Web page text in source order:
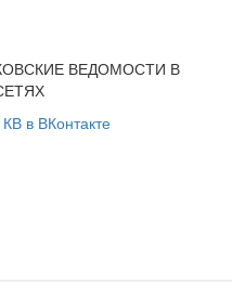
ВЕДОМОСТИ В
КВ в ВКонтакте